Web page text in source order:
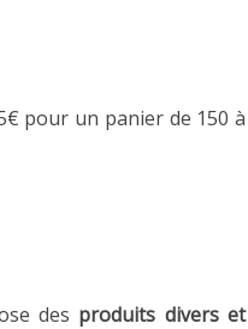
pour un panier de 150 à
des produits divers et